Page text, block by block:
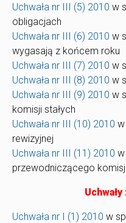
Uchwała nr III (5) 2010 w
obligacjach
Uchwała nr III (6) 2010 w
wygasają z końcem roku
Uchwała nr III (7) 2010 w
Uchwała nr III (8) 2010 w
Uchwała nr III (9) 2010 w
komisji stałych
Uchwała nr III (10) 2010
rewizyjnej
Uchwała nr III (11) 2010
przewodniczącego
Uchwała nr I (1) 2010 w